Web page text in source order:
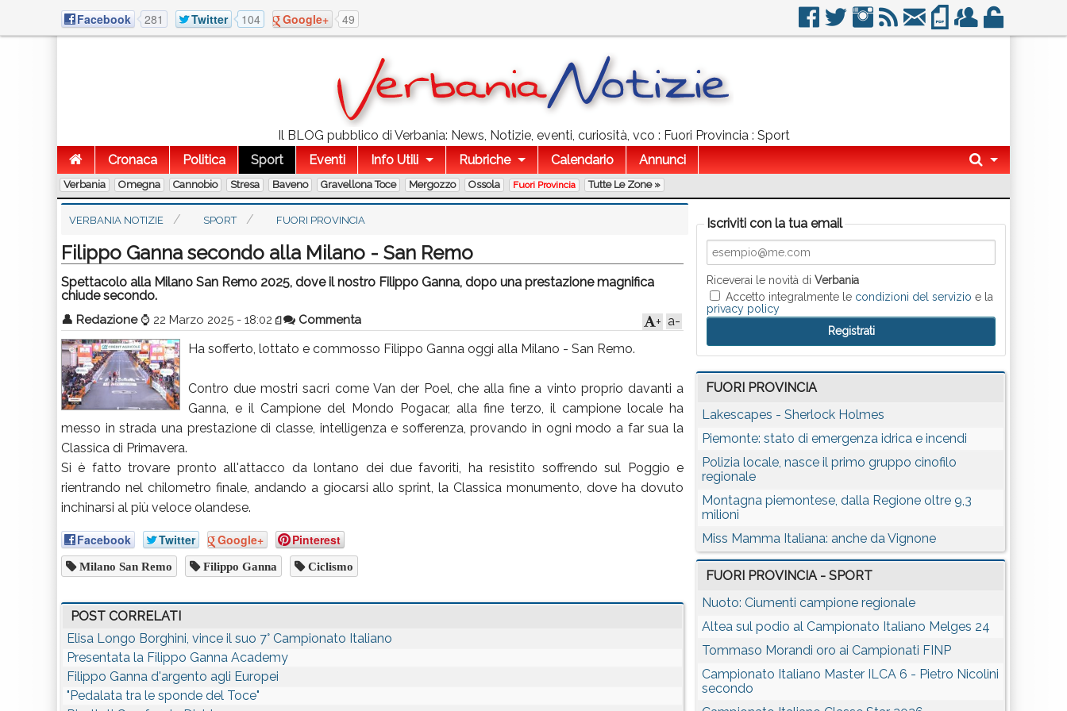
Facebook 281 Twitter 104 Google+ 49
Il BLOG pubblico di Verbania: News, Notizie, eventi, curiosità, vco : Fuori Provincia : Sport
Cronaca
Politica Sport Eventi Info Utili Rubriche Calendario Annunci
Verbania Omegna Cannobio Stresa Baveno Gravellona Toce Mergozzo Ossola Fuori Provincia Tutte Le Zone »
VERBANIA NOTIZIE SPORT FUORI PROVINCIA
Filippo Ganna secondo alla Milano - San Remo
Spettacolo alla Milano San Remo 2025, dove il nostro Filippo Ganna, dopo una prestazione magnifica
chiude secondo.
👤 Redazione ⌚ 22 Marzo 2025 - 18:02 Commenta a-
+
Ha sofferto, lottato e commosso Filippo Ganna oggi alla Milano - San Remo.
Contro due mostri sacri come Van der Poel, che alla fine a vinto proprio davanti a
Ganna, e il Campione del Mondo Pogacar, alla fine terzo, il campione locale ha
messo in strada una prestazione di classe, intelligenza e sofferenza, provando in ogni modo a far sua la
Classica di Primavera.
Si è fatto trovare pronto all'attacco da lontano dei due favoriti, ha resistito soffrendo sul Poggio e
rientrando nel chilometro finale, andando a giocarsi allo sprint, la Classica monumento, dove ha dovuto
inchinarsi al più veloce olandese.
Facebook Twitter Google+ Pinterest
Milano San Remo Filippo Ganna Ciclismo
POST CORRELATI
Elisa Longo Borghini, vince il suo 7° Campionato Italiano
Presentata la Filippo Ganna Academy
Filippo Ganna d'argento agli Europei
"Pedalata tra le sponde del Toce"
Iscriviti con la tua email
Riceverai le novità diVerbania
Accetto integralmente le condizioni del servizio e la
privacy policy
FUORI PROVINCIA
Lakescapes - Sherlock Holmes
Piemonte: stato di emergenza idrica e incendi
Polizia locale, nasce il primo gruppo cinofilo
regionale
Montagna piemontese, dalla Regione oltre 9,3
milioni
Miss Mamma Italiana: anche da Vignone
FUORI PROVINCIA - SPORT
Nuoto: Ciumenti campione regionale
Altea sul podio al Campionato Italiano Melges 24
Tommaso Morandi oro ai Campionati FINP
Campionato Italiano Master ILCA 6 - Pietro Nicolini
secondo